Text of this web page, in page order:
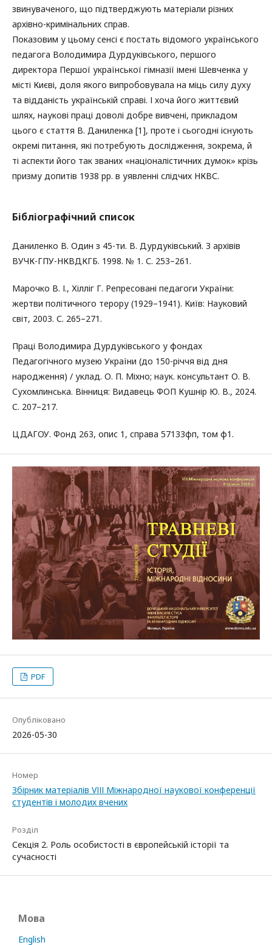
звинуваченого, що підтверджують матеріали різних
архівно-кримінальних справ.
Показовим у цьому сенсі є постать відомого українського
педагога Володимира Дурдуківського, першого
директора Першої української гімназії імені Шевченка у
місті Києві, доля якого випробовувала на міць силу духу
та відданість українській справі. І хоча його життєвий
шлях, наукові праці доволі добре вивчені, прикладом
цього є стаття В. Даниленка [1], проте і сьогодні існують
окремі питання, які потребують дослідження, зокрема, й
ті аспекти його так званих «націоналістичних думок» крізь
призму допитів 1938 рр. в уявленні слідчих НКВС.
Бібліографічний список
Даниленко В. Один з 45-ти. В. Дурдуківський. З архівів
ВУЧК-ГПУ-НКВДКГБ. 1998. № 1. С. 253–261.
Марочко В. І., Хілліг Г. Репресовані педагоги України:
жертви політичного терору (1929–1941). Київ: Науковий
світ, 2003. С. 265–271.
Праці Володимира Дурдуківського у фондах
Педагогічного музею України (до 150-річчя від дня
народження) / уклад. О. П. Міхно; наук. консультант О. В.
Сухомлинська. Вінниця: Видавець ФОП Кушнір Ю. В., 2024.
С. 207–217.
ЦДАГОУ. Фонд 263, опис 1, справа 57133фп, том ф1.
PDF
Опубліковано
2026-05-30
Номер
Збірник матеріалів VІІІ Міжнародної наукової конференції
студентів і молодих вчених
Розділ
Секція 2. Роль особистості в європейській історії та
сучасності
Мова
English